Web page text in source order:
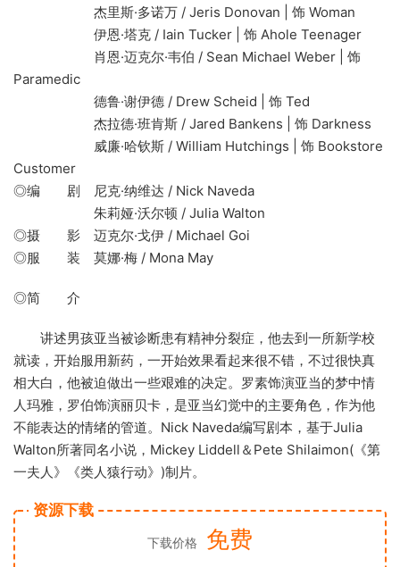
杰里斯·多诺万 / Jeris Donovan | 饰 Woman
伊恩·塔克 / Iain Tucker | 饰 Ahole Teenager
肖恩·迈克尔·韦伯 / Sean Michael Weber | 饰
Paramedic
德鲁·谢伊德 / Drew Scheid | 饰 Ted
杰拉德·班肯斯 / Jared Bankens | 饰 Darkness
威廉·哈钦斯 / William Hutchings | 饰 Bookstore
Customer
◎编 剧 尼克·纳维达 / Nick Naveda
朱莉娅·沃尔顿 / Julia Walton
◎摄 影 迈克尔·戈伊 / Michael Goi
◎服 装 莫娜·梅 / Mona May
◎简 介
讲述男孩亚当被诊断患有精神分裂症，他去到一所新学校
就读，开始服用新药，一开始效果看起来很不错，不过很快真
相大白，他被迫做出一些艰难的决定。罗素饰演亚当的梦中情
人玛雅，罗伯饰演丽贝卡，是亚当幻觉中的主要角色，作为他
不能表达的情绪的管道。Nick Naveda编写剧本，基于Julia
Walton所著同名小说，Mickey Liddell＆Pete Shilaimon(《第
一夫人》《类人猿行动》)制片。
资源下载
下载价格 免费